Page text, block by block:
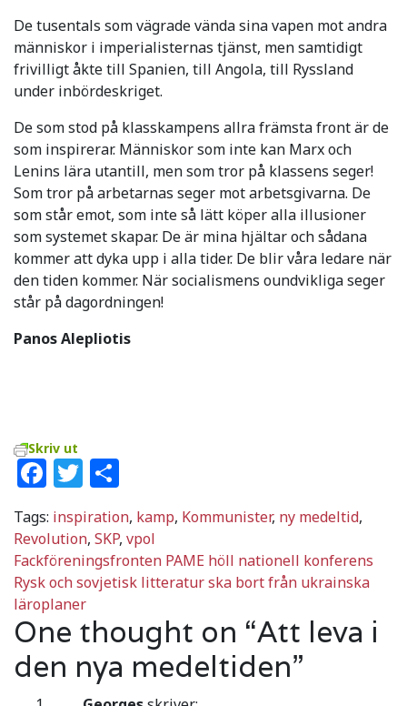
De tusentals som vägrade vända sina vapen mot andra
människor i imperialisternas tjänst, men samtidigt
frivilligt åkte till Spanien, till Angola, till Ryssland
under inbördeskriget.
De som stod på klasskampens allra främsta front är de
som inspirerar. Människor som inte kan Marx och
Lenins lära utantill, men som tror på klassens seger!
Som tror på arbetarnas seger mot arbetsgivarna. De
som står emot, som inte så lätt köper alla illusioner
som systemet skapar. De är mina hjältar och sådana
kommer att dyka upp i alla tider. De blir våra ledare när
den tiden kommer. När socialismens oundvikliga seger
står på dagordningen!
Panos Alepliotis
Skriv ut
Facebook
Twitter
Tags: inspiration, kamp, Kommunister, ny medeltid,
Revolution, SKP, vpol
Inläggsnavigering
Fackföreningsfronten PAME höll nationell konferens
Rysk och sovjetisk litteratur ska bort från ukrainska
läroplaner
One thought on “Att leva i
den nya medeltiden”